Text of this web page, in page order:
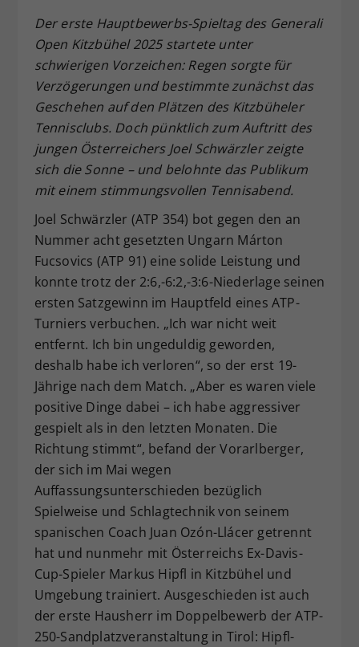
Der erste Hauptbewerbs-Spieltag des Generali
Open Kitzbühel 2025 startete unter
schwierigen Vorzeichen:Regen sorgte für
Verzögerungen und bestimmte zunächst das
Geschehen auf den Plätzen des Kitzbüheler
Tennisclubs. Doch pünktlich zum Auftritt des
jungen Österreichers Joel Schwärzler zeigte
sich die Sonne – und belohnte das Publikum
mit einem stimmungsvollen Tennisabend.
Joel Schwärzler (ATP 354) bot gegen den an
Nummer acht gesetzten Ungarn Márton
Fucsovics (ATP 91) eine solide Leistung und
konnte trotz der 2:6,-6:2,-3:6-Niederlage seinen
ersten Satzgewinn im Hauptfeld eines ATP-
Turniers verbuchen. „Ich war nicht weit
entfernt. Ich bin ungeduldig geworden,
deshalb habe ich verloren“, so der erst 19-
Jährige nach dem Match. „Aber es waren viele
positive Dinge dabei – ich habe aggressiver
gespielt als in den letzten Monaten. Die
Richtung stimmt“, befand der Vorarlberger,
der sich im Mai wegen
Auffassungsunterschieden bezüglich
Spielweise und Schlagtechnik von seinem
spanischen Coach Juan Ozón-Llácer getrennt
hat und nunmehr mit Österreichs Ex-Davis-
Cup-Spieler Markus Hipfl in Kitzbühel und
Umgebung trainiert. Ausgeschieden ist auch
der erste Hausherr im Doppelbewerb der ATP-
250-Sandplatzveranstaltung in Tirol: Hipfl-
Zweck
Dieser Wert speichert Ihre Consent-
Einstellungen. Unter anderem eine
historische Speicherung Ihrer
vorgenommen Einstellungen, falls der
Webseiten-Betreiber dies eingestellt
hat.